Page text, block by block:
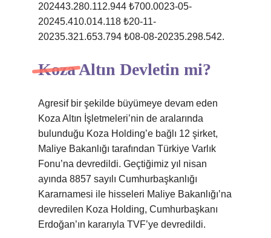
202443.280.112.944 ₺700.0023-05-
20245.410.014.118 ₺20-11-
20235.321.653.794 ₺08-08-20235.298.542.
Koza Altın Devletin mi?
Agresif bir şekilde büyümeye devam eden
Koza Altın İşletmeleri’nin de aralarında
bulunduğu Koza Holding’e bağlı 12 şirket,
Maliye Bakanlığı tarafından Türkiye Varlık
Fonu’na devredildi. Geçtiğimiz yıl nisan
ayında 8857 sayılı Cumhurbaşkanlığı
Kararnamesi ile hisseleri Maliye Bakanlığı’na
devredilen Koza Holding, Cumhurbaşkanı
Erdoğan’ın kararıyla TVF’ye devredildi.